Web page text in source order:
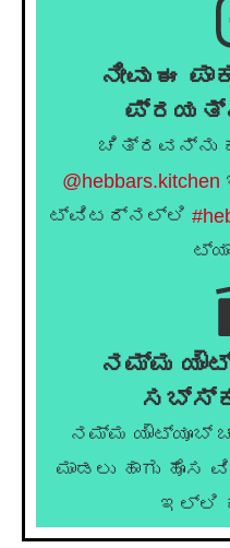
ನೀವು ಈ
ಚಿತ್ರವನ್ನು
@hebbars.kitchen
ಟ್ವಿಟರ್‌ನಲ್ಲಿ
ನಮ್ಮ
ನಮ್ಮ ಯೌಟ್ಯೂಬ್
ಮಾಡಲು ಹಾಗು
ಇಲ್ಲಿ